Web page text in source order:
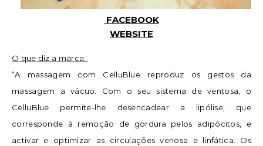
FACEBOOK
WEBSITE
O que diz a marca:
“A massagem com CelluBlue reproduz os gestos da
massagem a vácuo. Com o seu sistema de ventosa, o
CelluBlue permite-lhe desencadear a lipólise, que
corresponde à remoção de gordura pelos adipócitos, e
activar e optimizar as circulações venosa e linfática. Os